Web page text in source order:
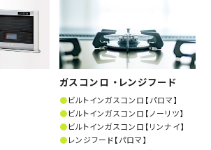
ガスコンロ ・レンジフード
ビルトインガスコンロ【パロマ】
ビルトインガスコンロ【ノーリツ】
ビルトインガスコンロ【リンナイ】
レンジフード【パロマ】